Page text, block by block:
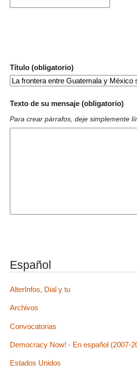
Título (obligatorio)
Texto de su mensaje (obligatorio)
Para crear párrafos, deje simplemente
Español
AlterInfos, Dial y tu
Archivos
Convocatorias
Democracy Now! - En español (2007-
Estados Unidos